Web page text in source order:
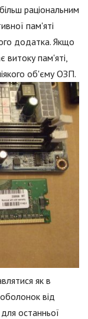
раціональним
пам'яті
додатка. Якщо
витоку пам'яті,
об'єму ОЗП.
як в
від
останньої